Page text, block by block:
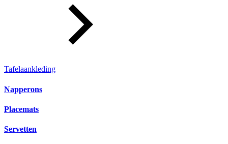
Tafelaankleding
Napperons
Placemats
Servetten